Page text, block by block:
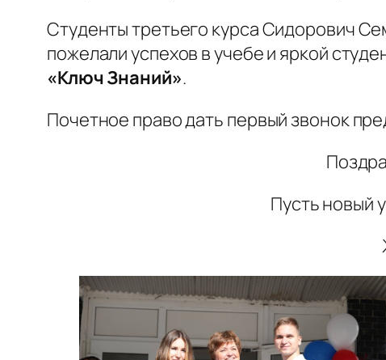
Студенты третьего курса Сидорович
пожелали успехов в учебе и яркой
«Ключ Знаний».
Почетное право дать первый звонок
Пусть новый